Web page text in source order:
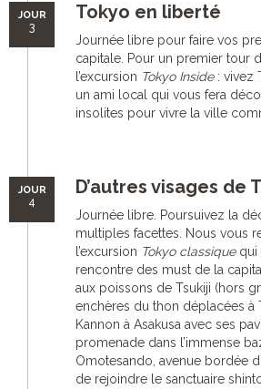
JOUR
3
Tokyo en liberté
Journée libre pour faire vos
capitale. Pour un premier tour
l’excursion Tokyo Inside: vivez
un ami local qui vous fera
insolites pour vivre la ville
JOUR
4
D’autres visages de
Journée libre. Poursuivez la
multiples facettes. Nous vous
l’excursion Tokyo classiquequi
rencontre des must de la
aux poissons de Tsukiji (hors
enchères du thon déplacées à
Kannon à Asakusa avec ses
promenade dans l’immense
Omotesando, avenue bordée
de rejoindre le sanctuaire